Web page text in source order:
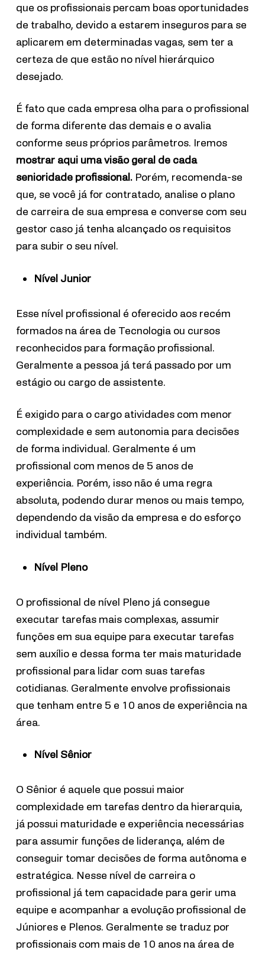
que os profissionais percam boas oportunidades
de trabalho, devido a estarem inseguros para se
aplicarem em determinadas vagas, sem ter a
certeza de que estão no nível hierárquico
desejado.
É fato que cada empresa olha para o profissional
de forma diferente das demais e o avalia
conforme seus próprios parâmetros. Iremos
mostrar aqui uma visão geral de cada
senioridade profissional.Porém, recomenda-se
que, se você já for contratado, analise o plano
de carreira de sua empresa e converse com seu
gestor caso já tenha alcançado os requisitos
para subir o seu nível.
Nível Junior
Esse nível profissional é oferecido aos recém
formados na área de Tecnologia ou cursos
reconhecidos para formação profissional.
Geralmente a pessoa já terá passado por um
estágio ou cargo de assistente.
É exigido para o cargo atividades com menor
complexidade e sem autonomia para decisões
de forma individual. Geralmente é um
profissional com menos de 5 anos de
experiência. Porém, isso não é uma regra
absoluta, podendo durar menos ou mais tempo,
dependendo da visão da empresa e do esforço
individual também.
Nível Pleno
O profissional de nível Pleno já consegue
executar tarefas mais complexas, assumir
funções em sua equipe para executar tarefas
sem auxílio e dessa forma ter mais maturidade
profissional para lidar com suas tarefas
cotidianas. Geralmente envolve profissionais
que tenham entre 5 e 10 anos de experiência na
área.
Nível Sênior
O Sênior é aquele que possui maior
complexidade em tarefas dentro da hierarquia,
já possui maturidade e experiência necessárias
para assumir funções de liderança, além de
conseguir tomar decisões de forma autônoma e
estratégica. Nesse nível de carreira o
profissional já tem capacidade para gerir uma
equipe e acompanhar a evolução profissional de
Júniores e Plenos. Geralmente se traduz por
profissionais com mais de 10 anos na área de